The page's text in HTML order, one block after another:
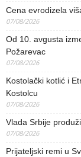
Cena evrodizela
07/08/2026
Od 10. avgusta
Požarevac
07/08/2026
Kostolački kotlić i
Kostolcu
07/08/2026
Vlada Srbije
07/08/2026
Prijateljski remi u